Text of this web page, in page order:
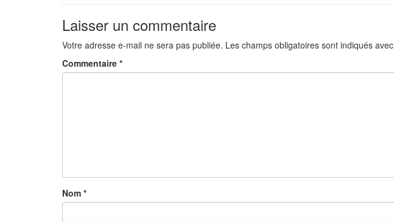
Laisser un commentaire
Votre adresse e-mail ne sera pas publiée. Les champs obligatoires sont indiqués avec
Commentaire *
Nom *